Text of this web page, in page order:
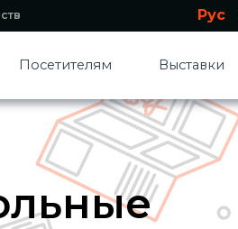
Рус
Посетителям Выставки